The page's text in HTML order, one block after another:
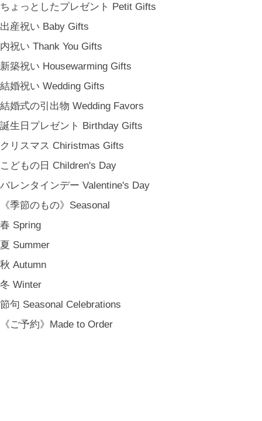
ちょっとしたプレゼント Petit Gifts
出産祝い Baby Gifts
内祝い Thank You Gifts
新築祝い Housewarming Gifts
結婚祝い Wedding Gifts
結婚式の引出物 Wedding Favors
誕生日プレゼント Birthday Gifts
クリスマス Chiristmas Gifts
こどもの日 Children's Day
バレンタインデー Valentine's Day
《季節のもの》Seasonal
春 Spring
夏 Summer
秋 Autumn
冬 Winter
節句 Seasonal Celebrations
《ご予約》Made to Order
美しさに、和と洋、OLD & NEW のインスピレーションを重ね、暮らし
の中で愉しむインテリアスタイリングをご提案しています。 casa rua [
カーサ・ルア] 石川県金沢市尾張町2-14-20 八百萬本舗 内 casa rua / A
RU / icca / icca nicca Home Page Production & Photos by rua., co. ltd
HOME
SHOP INFO
SHOPPING GUIDE
CONTACT
[ MEMBERSHIP ]
TOP
[ MAIL MAGAZINE ]
登録
プライバシーポリシー
特定商取引法に基づく表記